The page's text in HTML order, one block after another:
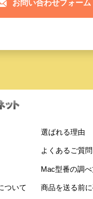
お問い合わせフォーム
選ばれる理由
よくあるご質問
Mac型番の調
ついて 商品を送る前